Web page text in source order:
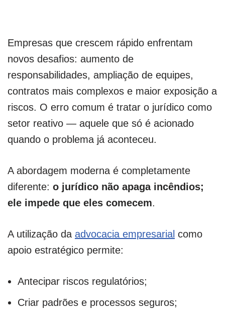
Empresas que crescem rápido enfrentam
novos desafios: aumento de
responsabilidades, ampliação de equipes,
contratos mais complexos e maior exposição a
riscos. O erro comum é tratar o jurídico como
setor reativo — aquele que só é acionado
quando o problema já aconteceu.
A abordagem moderna é completamente
diferente: o jurídico não apaga incêndios;
ele impede que eles comecem.
A utilização da advocacia empresarial como
apoio estratégico permite:
Antecipar riscos regulatórios;
Criar padrões e processos seguros;